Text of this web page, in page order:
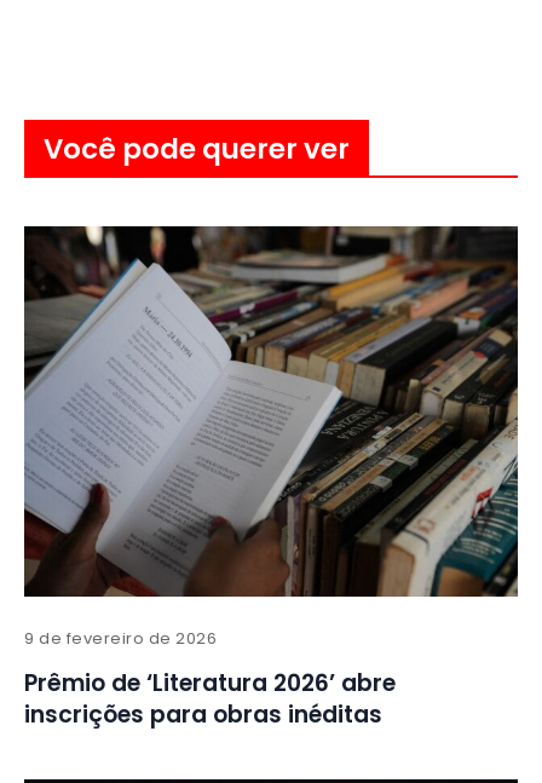
Você pode querer ver
9 de fevereiro de 2026
Prêmio de ‘Literatura 2026’ abre
inscrições para obras inéditas